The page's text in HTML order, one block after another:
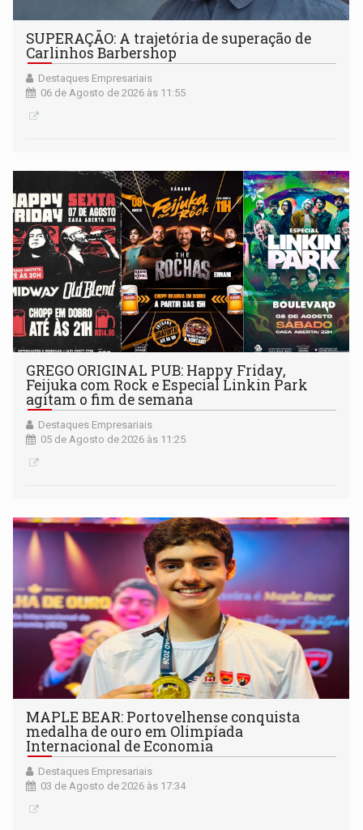
SUPERAÇÃO: A trajetória de superação de
Carlinhos Barbershop
Destaques Empresariais
06 de Agosto de 2026 às 11:55
GREGO ORIGINAL PUB: Happy Friday,
Feijuka com Rock e Especial Linkin Park
agitam o fim de semana
Destaques Empresariais
05 de Agosto de 2026 às 11:25
MAPLE BEAR: Portovelhense conquista
medalha de ouro em Olimpíada
Internacional de Economia
Destaques Empresariais
03 de Agosto de 2026 às 17:34